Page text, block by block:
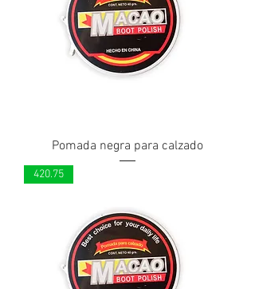
Pomada negra para calzado
420.75